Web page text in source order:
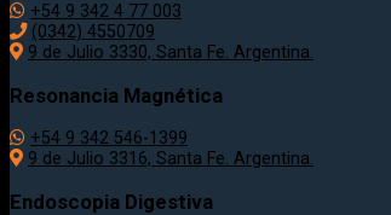
+54 9 342 4 77 003
(0342) 4550709
9 de Julio 3330, Santa Fe. Argentina.
Resonancia Magnética
+54 9 342 546-1399
9 de Julio 3316, Santa Fe. Argentina.
Endoscopia Digestiva